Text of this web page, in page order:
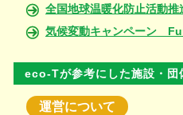
全国地球温暖化防止活動推
気候変動キャンペーン
eco-Tが参考にした施設・団
運営について